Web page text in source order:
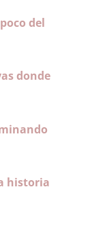
del
donde
historia